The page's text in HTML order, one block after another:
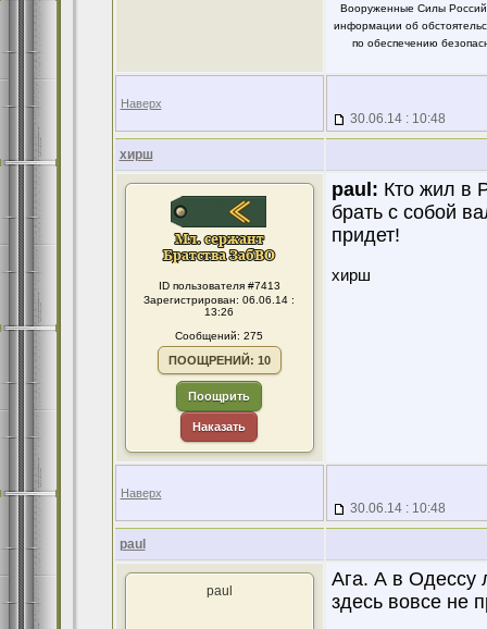
Вооруженные Силы
информации об
по обеспечению
Наверх
30.06.14 : 10:48
хирш
ID пользователя #7413
Зарегистрирован: 06.06.14 :
13:26
Сообщений: 275
ПООЩРЕНИЙ: 10
Поощрить
Наказать
paul: Кто жил в
брать с собой
придет!
хирш
Наверх
30.06.14 : 10:48
paul
paul
Ага. А в Одессу
здесь вовсе не